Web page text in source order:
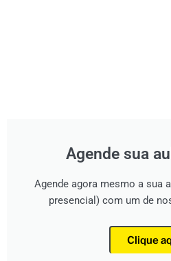
Agende sua
Agende agora mesmo a sua
presencial) com um de
Clique